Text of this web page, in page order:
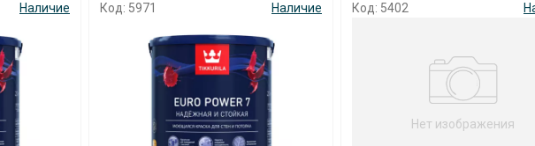
Наличие Код: 5402 Наличие
Нет изображения
Код: 3947